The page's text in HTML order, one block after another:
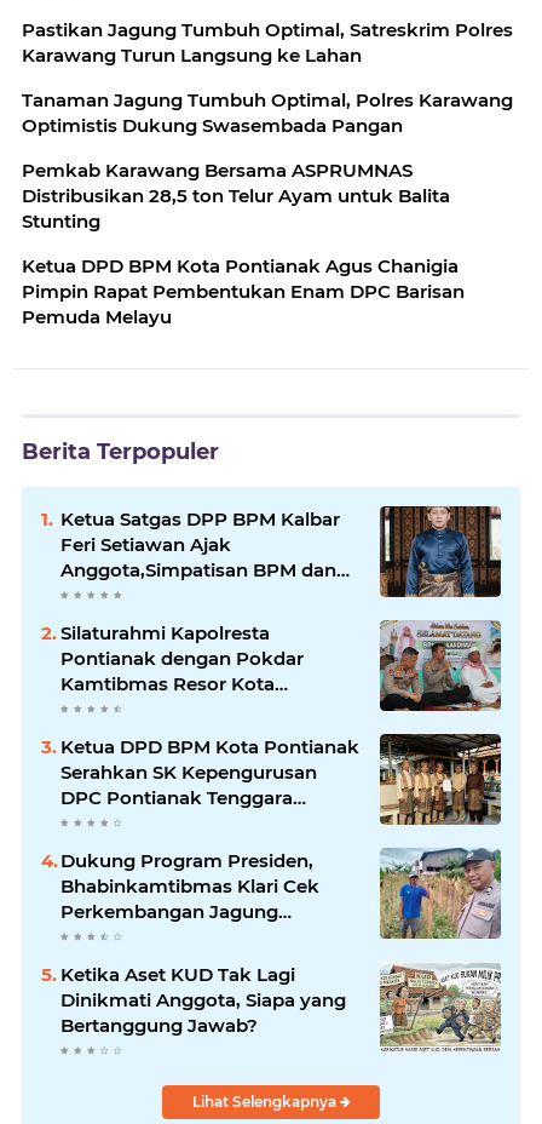
Pastikan Jagung Tumbuh Optimal, Satreskrim Polres
Karawang Turun Langsung ke Lahan
Tanaman Jagung Tumbuh Optimal, Polres Karawang
Optimistis Dukung Swasembada Pangan
Pemkab Karawang Bersama ASPRUMNAS
Distribusikan 28,5 ton Telur Ayam untuk Balita
Stunting
Ketua DPD BPM Kota Pontianak Agus Chanigia
Pimpin Rapat Pembentukan Enam DPC Barisan
Pemuda Melayu
Berita Terpopuler
Ketua Satgas DPP BPM Kalbar
Feri Setiawan Ajak
Anggota,Simpatisan BPM dan
Masyarakat Kibarkan Merah
Putih Sambut HUT ke-81 RI
Silaturahmi Kapolresta
Pontianak dengan Pokdar
Kamtibmas Resor Kota
Pontianak
Ketua DPD BPM Kota Pontianak
Serahkan SK Kepengurusan
DPC Pontianak Tenggara
Periode 2026–2029
Dukung Program Presiden,
Bhabinkamtibmas Klari Cek
Perkembangan Jagung
Bersama Petani
Ketika Aset KUD Tak Lagi
Dinikmati Anggota, Siapa yang
Bertanggung Jawab?
Lihat Selengkapnya